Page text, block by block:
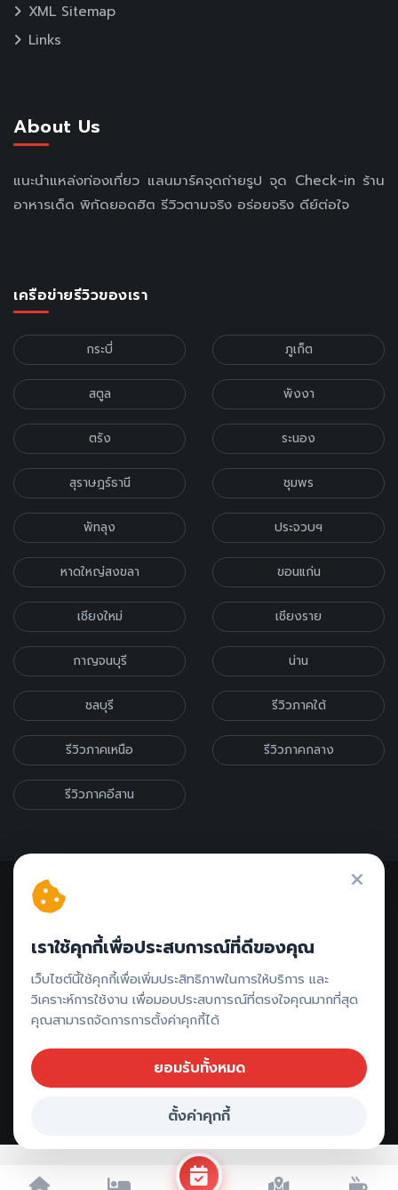
XML Sitemap
Links
About Us
แนะนำแหล่งท่องเที่ยว แลนมาร์คจุดถ่ายรูป จุด Check-in ร้าน
อาหารเด็ด พิกัดยอดฮิต รีวิวตามจริง อร่อยจริง ดีย์ต่อใจ
เครือข่ายรีวิวของเรา
กระบี่ ภูเก็ต
สตูล พังงา
ตรัง ระนอง
สุราษฎร์ธานี ชุมพร
พัทลุง ประจวบฯ
หาดใหญ่สงขลา ขอนแก่น
เชียงใหม่ เชียงราย
กาญจนบุรี น่าน
ชลบุรี รีวิวภาคใต้
รีวิวภาคเหนือ รีวิวภาคกลาง
รีวิวภาคอีสาน
ติดต่อรีวิว // ลงโฆษณา
2026 All rights reserved |
จุดเช็คอิน ที่กิน
เราใช้คุกกี้เพื่อประสบการณ์ที่ดีของคุณ
เว็บไซต์นี้ใช้คุกกี้เพื่อเพิ่มประสิทธิภาพในการให้บริการ และ
วิเคราะห์การใช้งาน เพื่อมอบประสบการณ์ที่ตรงใจคุณมากที่สุด
คุณสามารถจัดการการตั้งค่าคุกกี้ได้
ยอมรับทั้งหมด
ตั้งค่าคุกกี้